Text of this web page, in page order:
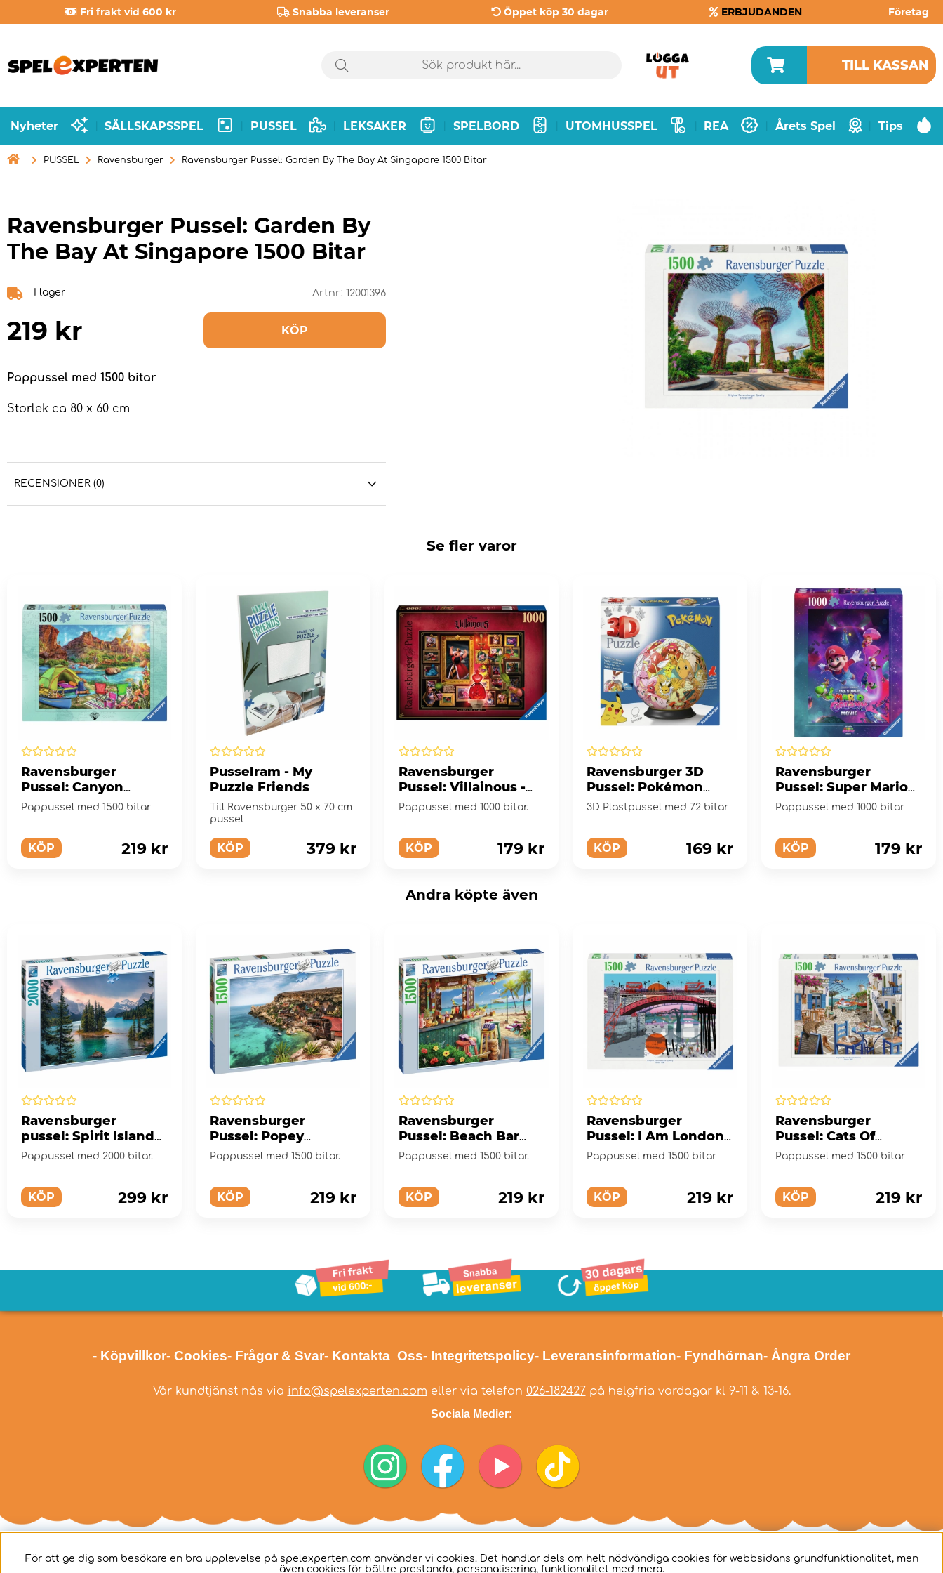
Fri frakt vid 600 kr Snabba leveranser Öppet köp 30 dagar ERBJUDANDEN Företag
TILL KASSAN
Nyheter SÄLLSKAPSSPEL PUSSEL LEKSAKER SPELBORD UTOMHUSSPEL REA Årets Spel Tips
 PUSSEL Ravensburger Ravensburger Pussel: Garden By The Bay At Singapore 1500 Bitar
Ravensburger Pussel: Garden By
The Bay At Singapore 1500 Bitar
I lager Artnr: 12001396
219 kr KÖP
Pappussel med 1500 bitar
Storlek ca 80 x 60 cm
RECENSIONER (0)
Se fler varor
Ravensburger
Pussel: Canyon
Camping 1500 Bitar
Pappussel med 1500 bitar
KÖP 219 kr
Pusselram - My
Puzzle Friends
Till Ravensburger 50 x 70 cm
pussel
KÖP 379 kr
Ravensburger
Pussel: Villainous -
Queen of Hearts 1000
Pappussel med 1000 bitar.
KÖP 179 kr
Ravensburger 3D
Pussel: Pokémon
Pussel Boll 72 Bitar
3D Plastpussel med 72 bitar
KÖP 169 kr
Ravensburger
Pussel: Super Mario
Galactic adventures!
Pappussel med 1000 bitar
KÖP 179 kr
Andra köpte även
Ravensburger
pussel: Spirit Island
in Canada 2000 Bitar
Pappussel med 2000 bitar.
KÖP 299 kr
Ravensburger
Pussel: Popey
Village, Malta 1500
Pappussel med 1500 bitar.
KÖP 219 kr
Ravensburger
Pussel: Beach Bar
Breezes 1500 bitar
Pappussel med 1500 bitar.
KÖP 219 kr
Ravensburger
Pussel: I Am London
1500 Bitar
Pappussel med 1500 bitar
KÖP 219 kr
Ravensburger
Pussel: Cats Of
Mykonos 1500 Bitar
Pappussel med 1500 bitar
KÖP 219 kr
- Köpvillkor- Cookies- Frågor & Svar- Kontakta Oss- Integritetspolicy- Leveransinformation- Fyndhörnan- Ångra Order
Vår kundtjänst nås via info@spelexperten.com eller via telefon 026-182427på helgfria vardagar kl 9-11 & 13-16.
Sociala Medier:
För att ge dig som besökare en bra upplevelse på spelexperten.com använder vi cookies. Det handlar dels om helt nödvändiga cookies för webbsidans grundfunktionalitet, men
även cookies för bättre prestanda, personalisering, funktionalitet med mera.